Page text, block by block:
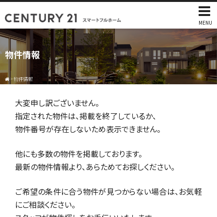
MENU
物件情報
>物件情報
大変申し訳ございません。
指定された物件は、掲載を終了しているか、
物件番号が存在しないため表示できません。
他にも多数の物件を掲載しております。
最新の物件情報より、あらためてお探しください。
ご希望の条件に合う物件が見つからない場合は、お気軽
にご相談ください。